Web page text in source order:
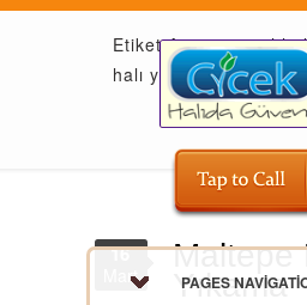
PAGES
Etiket Arşivi: nepal
halı yıkama
Maltepe
Yıkama
16
Mart